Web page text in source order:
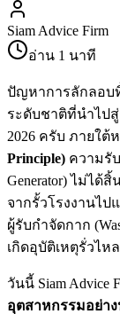
Siam Advice Firm
อ่าน 1 นาที
ปัญหาการลักลอบ
ระดับชาติที่นำไป
2026 ครับ ภายใต้
Principle) ความรั
Generator) ไม่ไ
จากรั้วโรงงานไ
ผู้รับกำจัดกาก
เกิดอุบัติเหตุรั่วไห
วันนี้ Siam Advice
อุตสาหกรรมอย่า